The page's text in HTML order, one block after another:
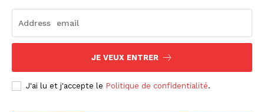
JE VEUX ENTRER
J'ai lu et j'accepte le Politique de confidentialité.